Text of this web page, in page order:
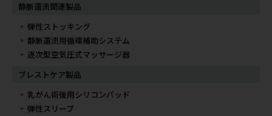
静脈還流関連製品
弾性ストッキング
静脈還流用循環補助システム
逐次型空気圧式マッサージ器
ブレストケア製品
乳がん術後用シリコンパッド
弾性スリーブ